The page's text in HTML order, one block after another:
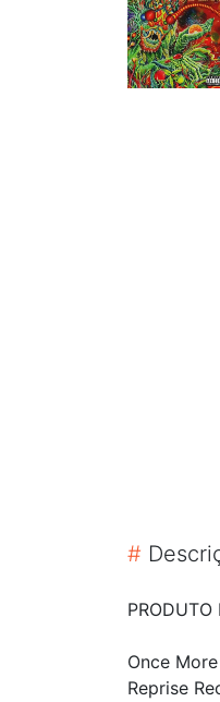
#
Once
Reprise